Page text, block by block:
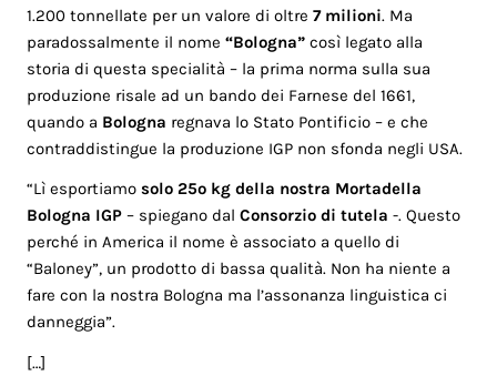
1.200 tonnellate per un valore di oltre7 milioni. Ma
paradossalmente il nome“Bologna” così legato alla
storia di questa specialità – la prima norma sulla sua
produzione risale ad un bando dei Farnese del 1661,
quando a Bologna regnava lo Stato Pontificio – e che
contraddistingue la produzione IGP non sfonda negli USA.
“Lì esportiamo solo 25o kg della nostra Mortadella
Bologna IGP – spiegano dal Consorzio di tutela -. Questo
perché in America il nome è associato a quello di
“Baloney”, un prodotto di bassa qualità. Non ha niente a
fare con la nostra Bologna ma l’assonanza linguistica ci
danneggia”.
[…]